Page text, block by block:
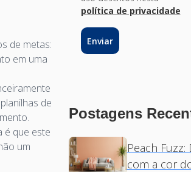
de metas:
em uma
de
é que este
um
política de privacidade
Postagens
Peach Fuzz:
com a cor